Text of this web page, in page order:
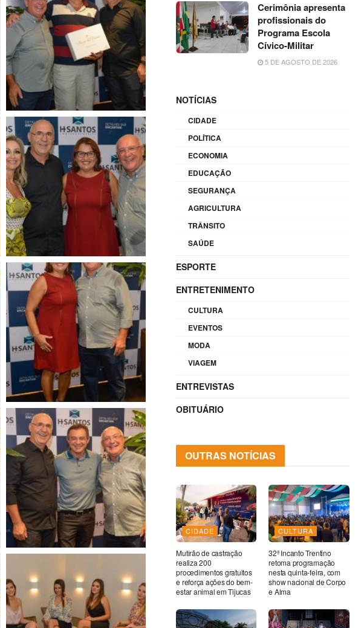
Cerimônia apresenta
profissionais do
Programa Escola
Cívico-Militar
5 DE AGOSTO DE 2026
NOTÍCIAS
CIDADE
POLÍTICA
ECONOMIA
EDUCAÇÃO
SEGURANÇA
AGRICULTURA
TRÂNSITO
SAÚDE
ESPORTE
ENTRETENIMENTO
CULTURA
EVENTOS
MODA
VIAGEM
ENTREVISTAS
OBITUÁRIO
OUTRAS NOTÍCIAS
CIDADE
Mutirão de castração
realiza 200
procedimentos gratuitos
e reforça ações do bem-
estar animal em Tijucas
CULTURA
32ª Incanto Trentino
retoma programação
nesta quinta-feira, com
show nacional de Corpo
e Alma